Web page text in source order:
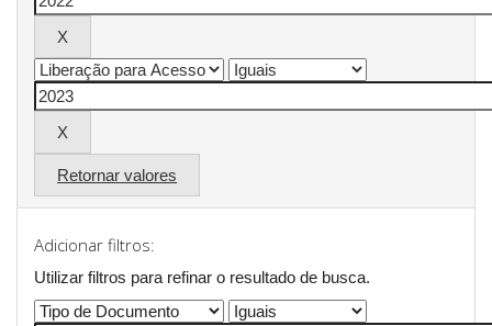
Retornar valores
Adicionar filtros:
Utilizar filtros para refinar o resultado de busca.